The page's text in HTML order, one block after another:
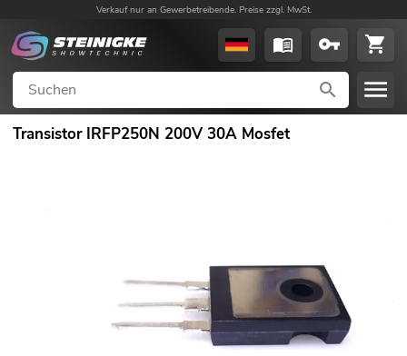
Verkauf nur an Gewerbetreibende. Preise zzgl. MwSt.
Transistor IRFP250N 200V 30A Mosfet